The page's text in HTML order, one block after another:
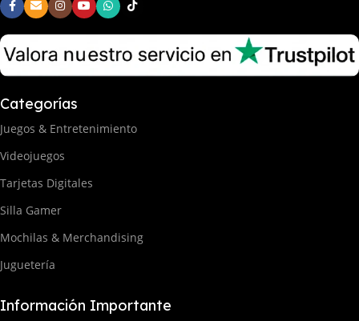
Categorías
Juegos & Entretenimiento
Videojuegos
Tarjetas Digitales
Silla Gamer
Mochilas & Merchandising
Juguetería
Información Importante